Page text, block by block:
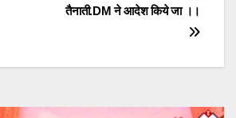
तैनाती.DM ने आदेश किये जा ।।